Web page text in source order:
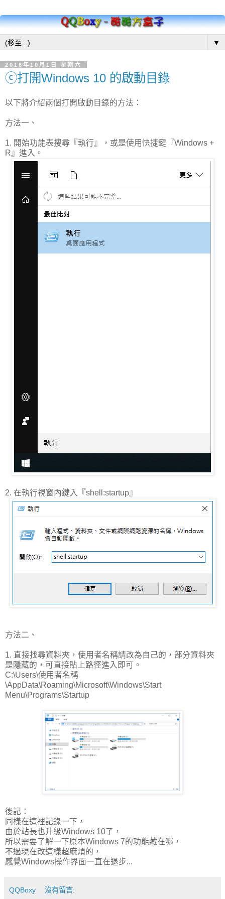
▼
2016年10月1日 星期六
ⓒ打開Windows 10 的啟動目錄
以下將介紹兩個打開啟動目錄的方法：
方法一、
1. 開始功能表搜尋『執行』，或是使用快捷鍵『Windows +
R』進入。
2. 在執行視窗內鍵入『shell:startup』
方法二、
1. 直接找尋資料夾，使用者名稱請改為自己的，部分資料夾
是隱藏的，可直接貼上路徑進入即可。
C:\Users\使用者名稱
\AppData\Roaming\Microsoft\Windows\Start
Menu\Programs\Startup
後記：
同樣在這裡記錄一下，
由於站長也升級Windows 10了，
所以需要了解一下原本Windows 7的功能藏在哪，
不過現在改這樣超麻煩的，
感覺Windows操作界面一直在退步...
QQBoxy 沒有留言: